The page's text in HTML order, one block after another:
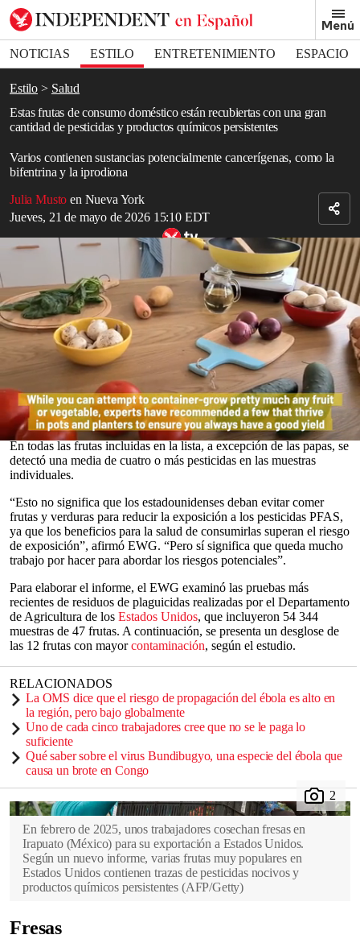
Menú
NOTICIAS ESTILO ENTRETENIMIENTO
ESPACIO
DEPORTES
Estilo
Salud
Estas frutas de consumo doméstico están recubiertas con una gran
cantidad de pesticidas y productos químicos persistentes
Varios contienen sustancias potencialmente cancerígenas, como la
bifentrina y la iprodiona
Julia Musto en Nueva York
Jueves, 21 de mayo de 2026 15:10 EDT
Bookmark popover
Removed from bookmarks
Close popover
seconds
seconds
Intenta cultivar estas frutas y verduras, ideales para macetas, en casa
Read in English
Según un nuevoinformede la organización de defensa de la salud
Environmental Working Group, algunas de tusfrutas de verano
favoritas podrían conllevar peligros ocultos esta temporada.
frutas y verduras están recubiertas depesticidas dañinos
incluidosproductos químicos persistentes relacionados con riesgos
de cáncer, según revela una nueva lista de las docefrutas y
verdurasmás contaminadas.
En todas las frutas incluidas en la lista, a excepción de las papas, se
detectó una media de cuatro o más pesticidas en las muestras
individuales.
“Esto no significa que los estadounidenses deban evitar comer
frutas y verduras para reducir la exposición a los pesticidas PFAS,
ya que los beneficios para la salud de consumirlas superan el riesgo
de exposición”, afirmó EWG. “Pero sí significa que queda mucho
trabajo por hacer para abordar los riesgos potenciales”.
Para elaborar el informe, el EWG examinó las pruebas más
recientes de residuos de plaguicidas realizadas por el Departamento
de Agricultura de los Estados Unidos, que incluyeron 54 344
muestras de 47 frutas. A continuación, se presenta un desglose de
las 12 frutas con mayorcontaminación, según el estudio.
RELACIONADOS
La OMS dice que el riesgo de propagación del ébola es alto en
la región, pero bajo globalmente
Uno de cada cinco trabajadores cree que no se le paga lo
suficiente
Qué saber sobre el virus Bundibugyo, una especie del ébola que
causa un brote en Congo
En febrero de 2025, unos trabajadores cosechan fresas en
Irapuato (México) para su exportación a Estados Unidos.
Según un nuevo informe, varias frutas muy populares en
Estados Unidos contienen trazas de pesticidas nocivos y
productos químicos persistentes (AFP/Getty)
Fresas